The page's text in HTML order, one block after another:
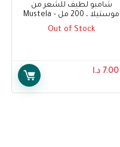
شامبو لطيف للشعر من
موستيلا ، 200 مل – Mustela
Gentle Shampoo For Hair
200ml
Out of Stock
7.00 د.ا